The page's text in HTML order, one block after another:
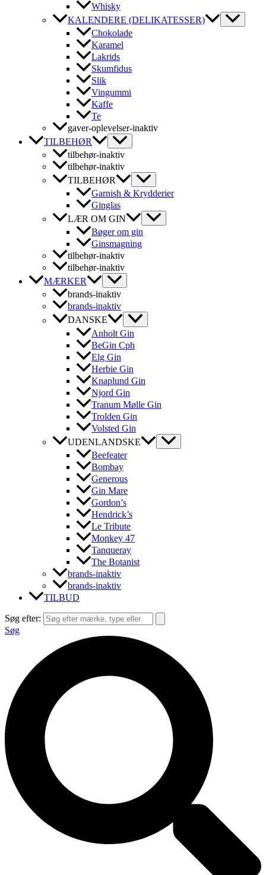
Whisky
KALENDERE (DELIKATESSER)
Chokolade
Karamel
Lakrids
Skumfidus
Slik
Vingummi
Kaffe
Te
gaver-oplevelser-inaktiv
TILBEHØR
tilbehør-inaktiv
tilbehør-inaktiv
TILBEHØR
Garnish & Krydderier
Ginglas
LÆR OM GIN
Bøger om gin
Ginsmagning
tilbehør-inaktiv
tilbehør-inaktiv
MÆRKER
brands-inaktiv
brands-inaktiv
DANSKE
Anholt Gin
BeGin Cph
Elg Gin
Herbie Gin
Knaplund Gin
Njord Gin
Tranum Mølle Gin
Trolden Gin
Volsted Gin
UDENLANDSKE
Beefeater
Bombay
Generous
Gin Mare
Gordon’s
Hendrick’s
Le Tribute
Monkey 47
Tanqueray
The Botanist
brands-inaktiv
brands-inaktiv
TILBUD
Søg efter:
Søg